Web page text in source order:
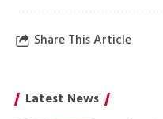
Share This Article
Latest News